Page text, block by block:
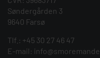
Søndergården 3
9640 Farsø
Tlf.: +45 30 27 46 47
E-mail: